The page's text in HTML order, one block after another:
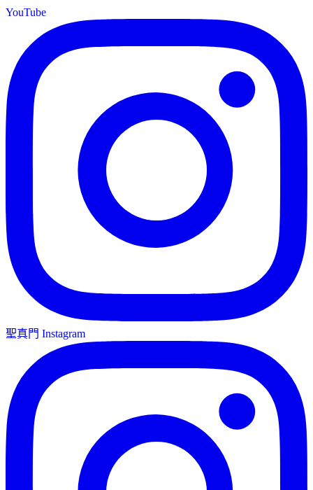
YouTube
聖真門 Instagram